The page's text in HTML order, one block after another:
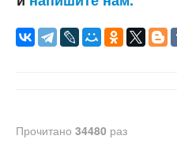
Прочитано 34480 раз